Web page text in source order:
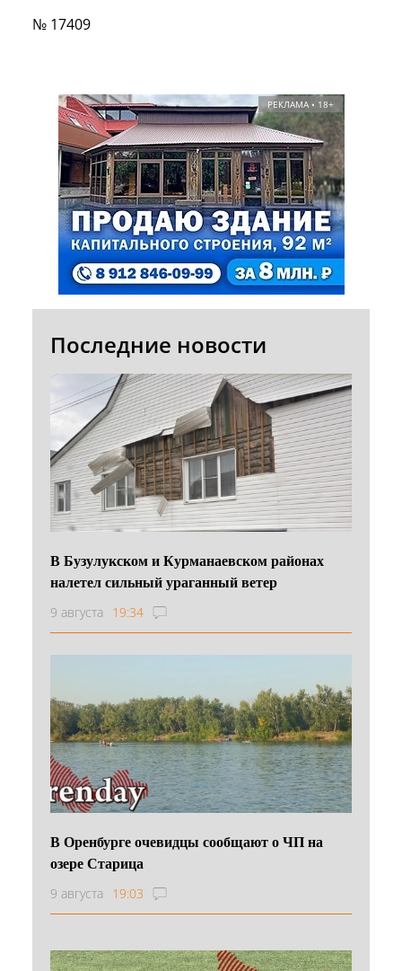
№ 17409
РЕКЛАМА • 18+
Последние новости
В Бузулукском и Курманаевском районах
налетел сильный ураганный ветер
9 августа 19:34
В Оренбурге очевидцы сообщают о ЧП на
озере Старица
9 августа 19:03